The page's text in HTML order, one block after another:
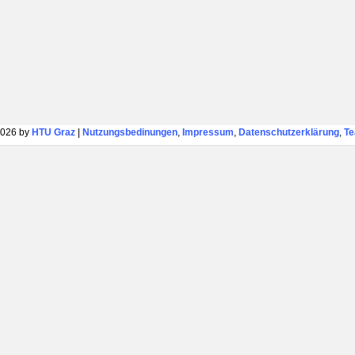
by HTU Graz| Nutzungsbedinungen, Impressum, Datenschutzerklärung,